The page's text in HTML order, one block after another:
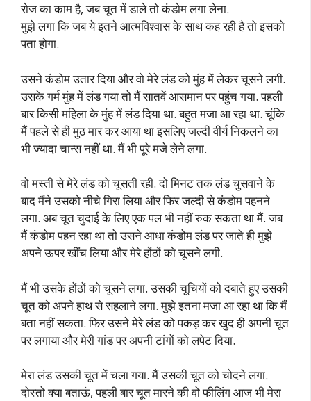
रोज का काम है, जब चूत में डाले तो कंडोम लगा लेना.
मुझे लगा कि जब ये इतने आत्मविश्वास के साथ कह रही है तो इसको
पता होगा.
उसने कंडोम उतार दिया और वो मेरे लंड को मुंह में लेकर चूसने लगी.
उसके गर्म मुंह में लंड गया तो मैं सातवें आसमान पर पहुंच गया. पहली
बार किसी महिला के मुंह में लंड दिया था. बहुत मजा आ रहा था. चूंकि
मैं पहले से ही मुठ मार कर आया था इसलिए जल्दी वीर्य निकलने का
भी ज्यादा चान्स नहीं था. मैं भी पूरे मजे लेने लगा.
वो मस्ती से मेरे लंड को चूसती रही. दो मिनट तक लंड चुसवाने के
बाद मैंने उसको नीचे गिरा लिया और फिर जल्दी से कंडोम पहनने
लगा. अब चूत चुदाई के लिए एक पल भी नहीं रुक सकता था मैं. जब
मैं कंडोम पहन रहा था तो उसने आधा कंडोम लंड पर जाते ही मुझे
अपने ऊपर खींच लिया और मेरे होंठों को चूसने लगी.
मैं भी उसके होंठों को चूसने लगा. उसकी चूचियों को दबाते हुए उसकी
चूत को अपने हाथ से सहलाने लगा. मुझे इतना मजा आ रहा था कि मैं
बता नहीं सकता. फिर उसने मेरे लंड को पकड़ कर खुद ही अपनी चूत
पर लगाया और मेरी गांड पर अपनी टांगों को लपेट दिया.
मेरा लंड उसकी चूत में चला गया. मैं उसकी चूत को चोदने लगा.
दोस्तो क्या बताऊं, पहली बार चूत मारने की वो फीलिंग आज भी मेरा